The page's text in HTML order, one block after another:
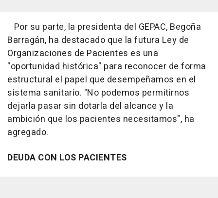
Por su parte, la presidenta del GEPAC, Begoña
Barragán, ha destacado que la futura Ley de
Organizaciones de Pacientes es una
"oportunidad histórica" para reconocer de forma
estructural el papel que desempeñamos en el
sistema sanitario. "No podemos permitirnos
dejarla pasar sin dotarla del alcance y la
ambición que los pacientes necesitamos", ha
agregado.
DEUDA CON LOS PACIENTES